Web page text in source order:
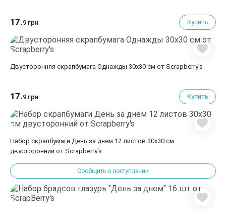
17.9 грн Купить
Двусторонняя скрапбумага Однажды 30х30 см от Scrapberry's
17.9 грн Купить
Набор скрапбумаги День за днем 12 листов 30х30 см
двусторонний от Scrapberry's
Сообщить о поступлении